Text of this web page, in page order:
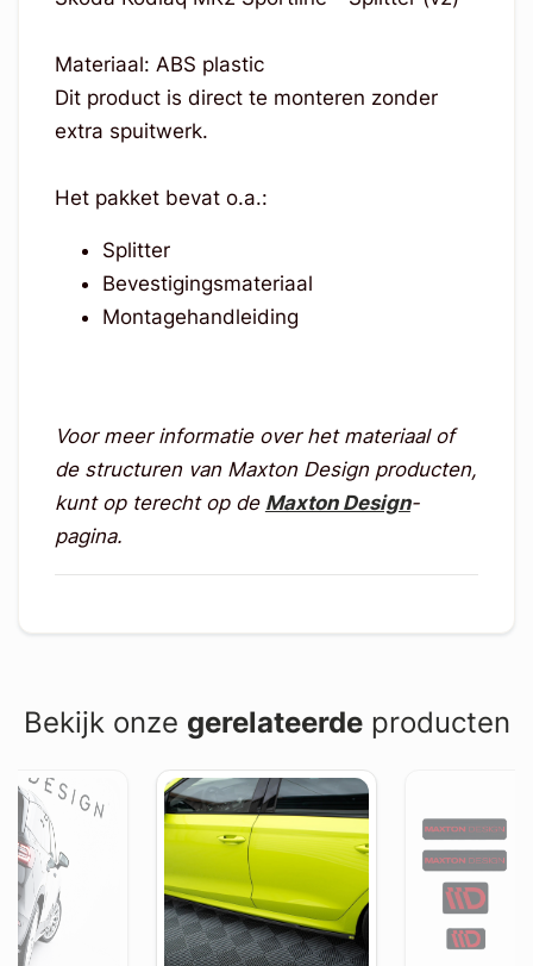
Materiaal: ABS plastic
Dit product is direct te monteren zonder
extra spuitwerk.
Het pakket bevat o.a.:
Splitter
Bevestigingsmateriaal
Montagehandleiding
Voor meer informatie over het materiaal of
de structuren van Maxton Design producten,
kunt op terecht op de Maxton Design-
pagina.
Bekijk onze gerelateerdeproducten